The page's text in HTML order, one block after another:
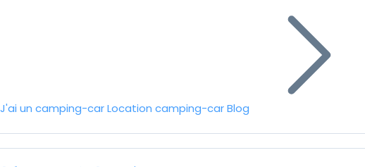
J'ai un camping-carLocation camping-carBlog